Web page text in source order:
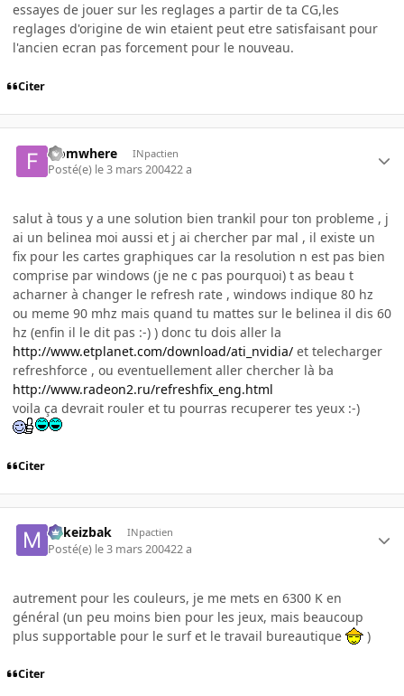
essayes de jouer sur les reglages a partir de ta CG,les
reglages d'origine de win etaient peut etre satisfaisant pour
l'ancien ecran pas forcement pour le nouveau.
Citer
fromwhere INpactien
Posté(e) le 3 mars 200422 a
salut à tous y a une solution bien trankil pour ton probleme , j
ai un belinea moi aussi et j ai chercher par mal , il existe un
fix pour les cartes graphiques car la resolution n est pas bien
comprise par windows (je ne c pas pourquoi) t as beau t
acharner à changer le refresh rate , windows indique 80 hz
ou meme 90 mhz mais quand tu mattes sur le belinea il dis 60
hz (enfin il le dit pas :-) ) donc tu dois aller la
http://www.etplanet.com/download/ati_nvidia/ et telecharger
refreshforce , ou eventuellement aller chercher là ba
http://www.radeon2.ru/refreshfix_eng.html
voila ça devrait rouler et tu pourras recuperer tes yeux :-)
Citer
Mikeizbak INpactien
Posté(e) le 3 mars 200422 a
autrement pour les couleurs, je me mets en 6300 K en
général (un peu moins bien pour les jeux, mais beaucoup
plus supportable pour le surf et le travail bureautique
)
Citer